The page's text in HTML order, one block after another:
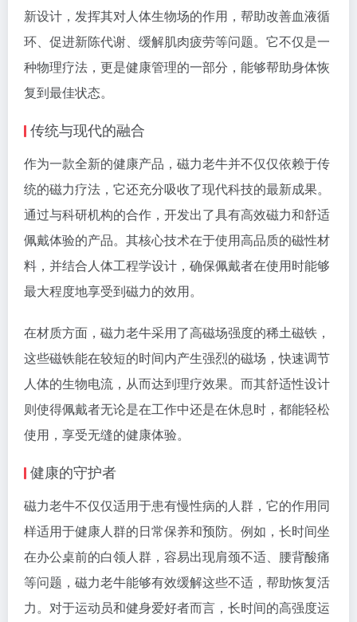
新设计，发挥其对人体生物场的作用，帮助改善血液循
环、促进新陈代谢、缓解肌肉疲劳等问题。它不仅是一
种物理疗法，更是健康管理的一部分，能够帮助身体恢
复到最佳状态。
传统与现代的融合
作为一款全新的健康产品，磁力老牛并不仅仅依赖于传
统的磁力疗法，它还充分吸收了现代科技的最新成果。
通过与科研机构的合作，开发出了具有高效磁力和舒适
佩戴体验的产品。其核心技术在于使用高品质的磁性材
料，并结合人体工程学设计，确保佩戴者在使用时能够
最大程度地享受到磁力的效用。
在材质方面，磁力老牛采用了高磁场强度的稀土磁铁，
这些磁铁能在较短的时间内产生强烈的磁场，快速调节
人体的生物电流，从而达到理疗效果。而其舒适性设计
则使得佩戴者无论是在工作中还是在休息时，都能轻松
使用，享受无缝的健康体验。
健康的守护者
磁力老牛不仅仅适用于患有慢性病的人群，它的作用同
样适用于健康人群的日常保养和预防。例如，长时间坐
在办公桌前的白领人群，容易出现肩颈不适、腰背酸痛
等问题，磁力老牛能够有效缓解这些不适，帮助恢复活
力。对于运动员和健身爱好者而言，长时间的高强度运